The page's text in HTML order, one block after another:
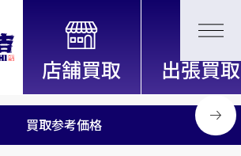
開中！
信頼と実績の買取専門店「買取大
買取参考価格